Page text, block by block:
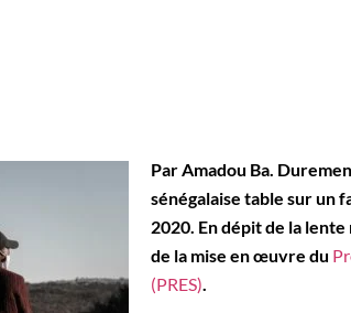
Par Amadou Ba.
sénégalaise table sur un
2020. En dépit de la lente
de la mise en œuvre du
(PRES).